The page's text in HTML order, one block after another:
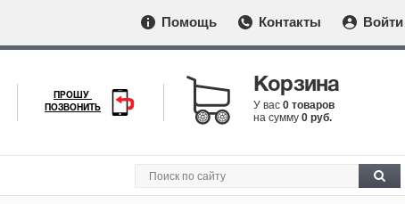
Помощь Контакты Войти
ПРОШУ
ПОЗВОНИТЬ
Корзина
У вас 0 товаров
на сумму 0 руб.